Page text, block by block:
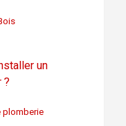
un
?
plomberie